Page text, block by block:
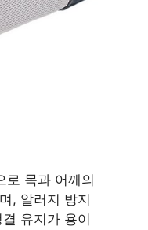
로 목과 어깨의
, 알러지 방지
유지가 용이